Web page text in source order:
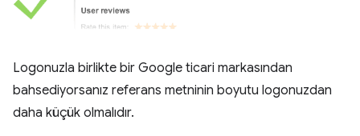
Logonuzla birlikte bir Google ticari markasından
bahsediyorsanız referans metninin boyutu logonuzdan
daha küçük olmalıdır.